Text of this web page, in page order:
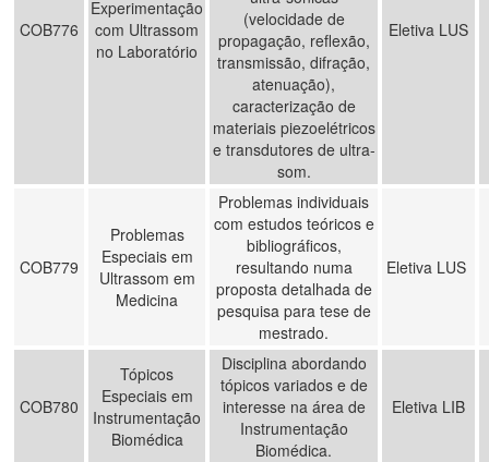
COB776
Experimentação
com Ultrassom
no Laboratório
(velocidade de
propagação, reflexão,
transmissão, difração,
atenuação),
caracterização de
materiais piezoelétricos
e transdutores de ultra-
som.
Eletiva LUS
COB779
Problemas
Especiais em
Ultrassom em
Medicina
Problemas individuais
com estudos teóricos e
bibliográficos,
resultando numa
proposta detalhada de
pesquisa para tese de
mestrado.
Eletiva LUS
COB780
Tópicos
Especiais em
Instrumentação
Biomédica
Disciplina abordando
tópicos variados e de
interesse na área de
Instrumentação
Biomédica.
Eletiva LIB